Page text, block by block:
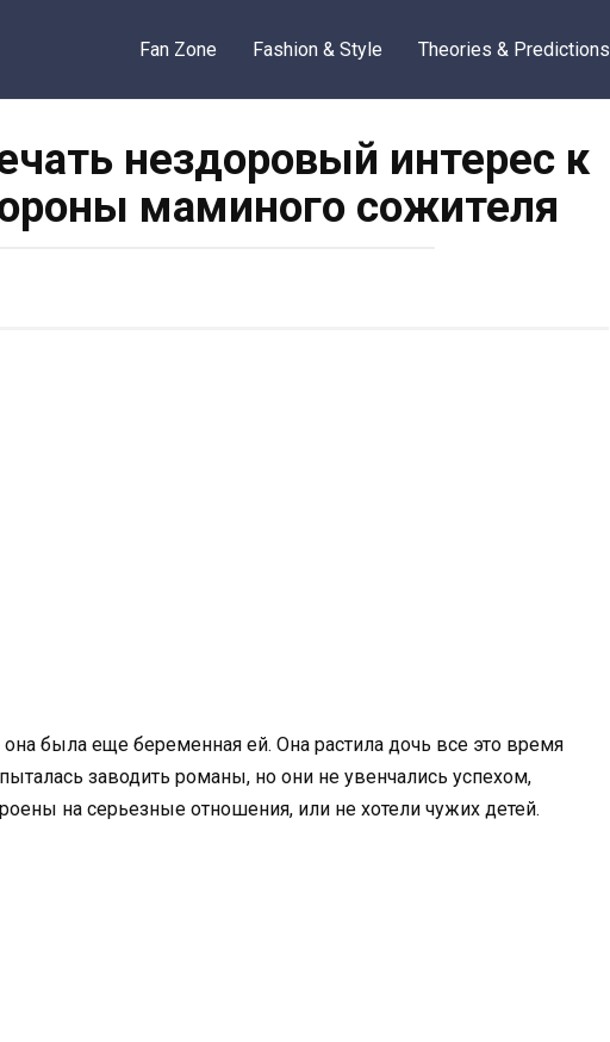
Fan Zone Fashion & Style Theories & Predictions
нездоровый интерес к
маминого сожителя
была еще беременная ей. Она растила дочь все это время
заводить романы, но они не увенчались успехом,
на серьезные отношения, или не хотели чужих детей.